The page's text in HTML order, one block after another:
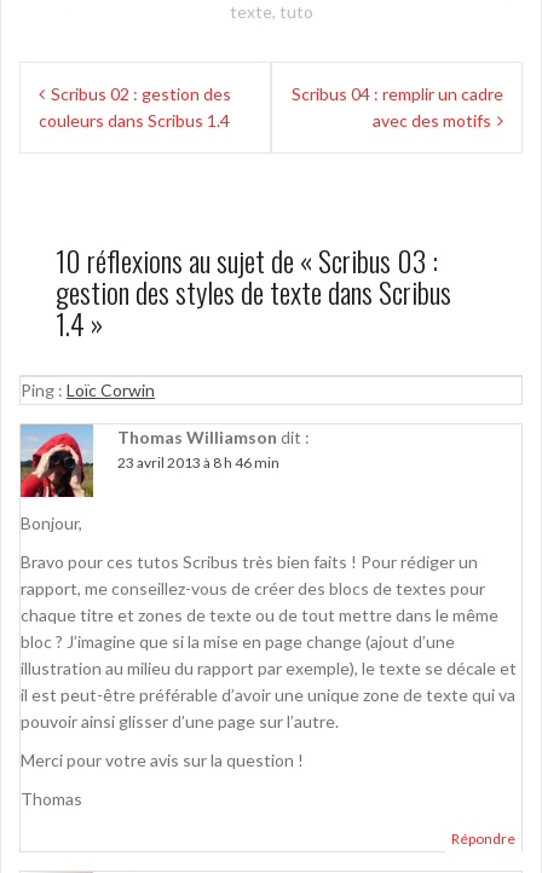
texte, tuto
Navigation
deScribus 02 : gestion des
couleurs dans Scribus 1.4
Scribus 04 : remplir un cadre
avec des motifs
10 réflexions au sujet de «Scribus 03 :
gestion des styles de texte dans Scribus
1.4»
Ping : Loïc Corwin
Thomas Williamson dit :
23 avril 2013 à 8 h 46 min
Bonjour,
Bravo pour ces tutos Scribus très bien faits ! Pour rédiger un
rapport, me conseillez-vous de créer des blocs de textes pour
chaque titre et zones de texte ou de tout mettre dans le même
bloc ? J’imagine que si la mise en page change (ajout d’une
illustration au milieu du rapport par exemple), le texte se décale et
il est peut-être préférable d’avoir une unique zone de texte qui va
pouvoir ainsi glisser d’une page sur l’autre.
Merci pour votre avis sur la question !
Thomas
Répondre